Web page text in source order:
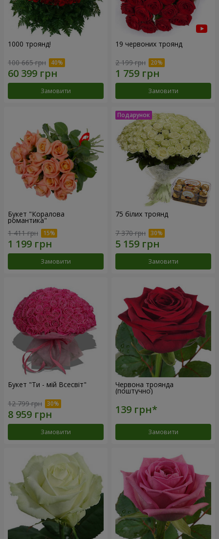
1000 троянд!
100 665 грн
Замовити
19 червоних троянд
2 199 грн
Замовити
Букет "Коралова
романтика"
1 411 грн
Замовити
75 білих троянд
7 370 грн
Замовити
Букет "Ти - мій Всесвіт"
12 799 грн
Замовити
Червона троянда
(поштучно)
Замовити